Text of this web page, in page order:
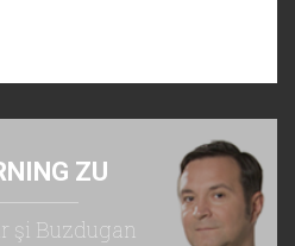
ZU
şi Buzdugan